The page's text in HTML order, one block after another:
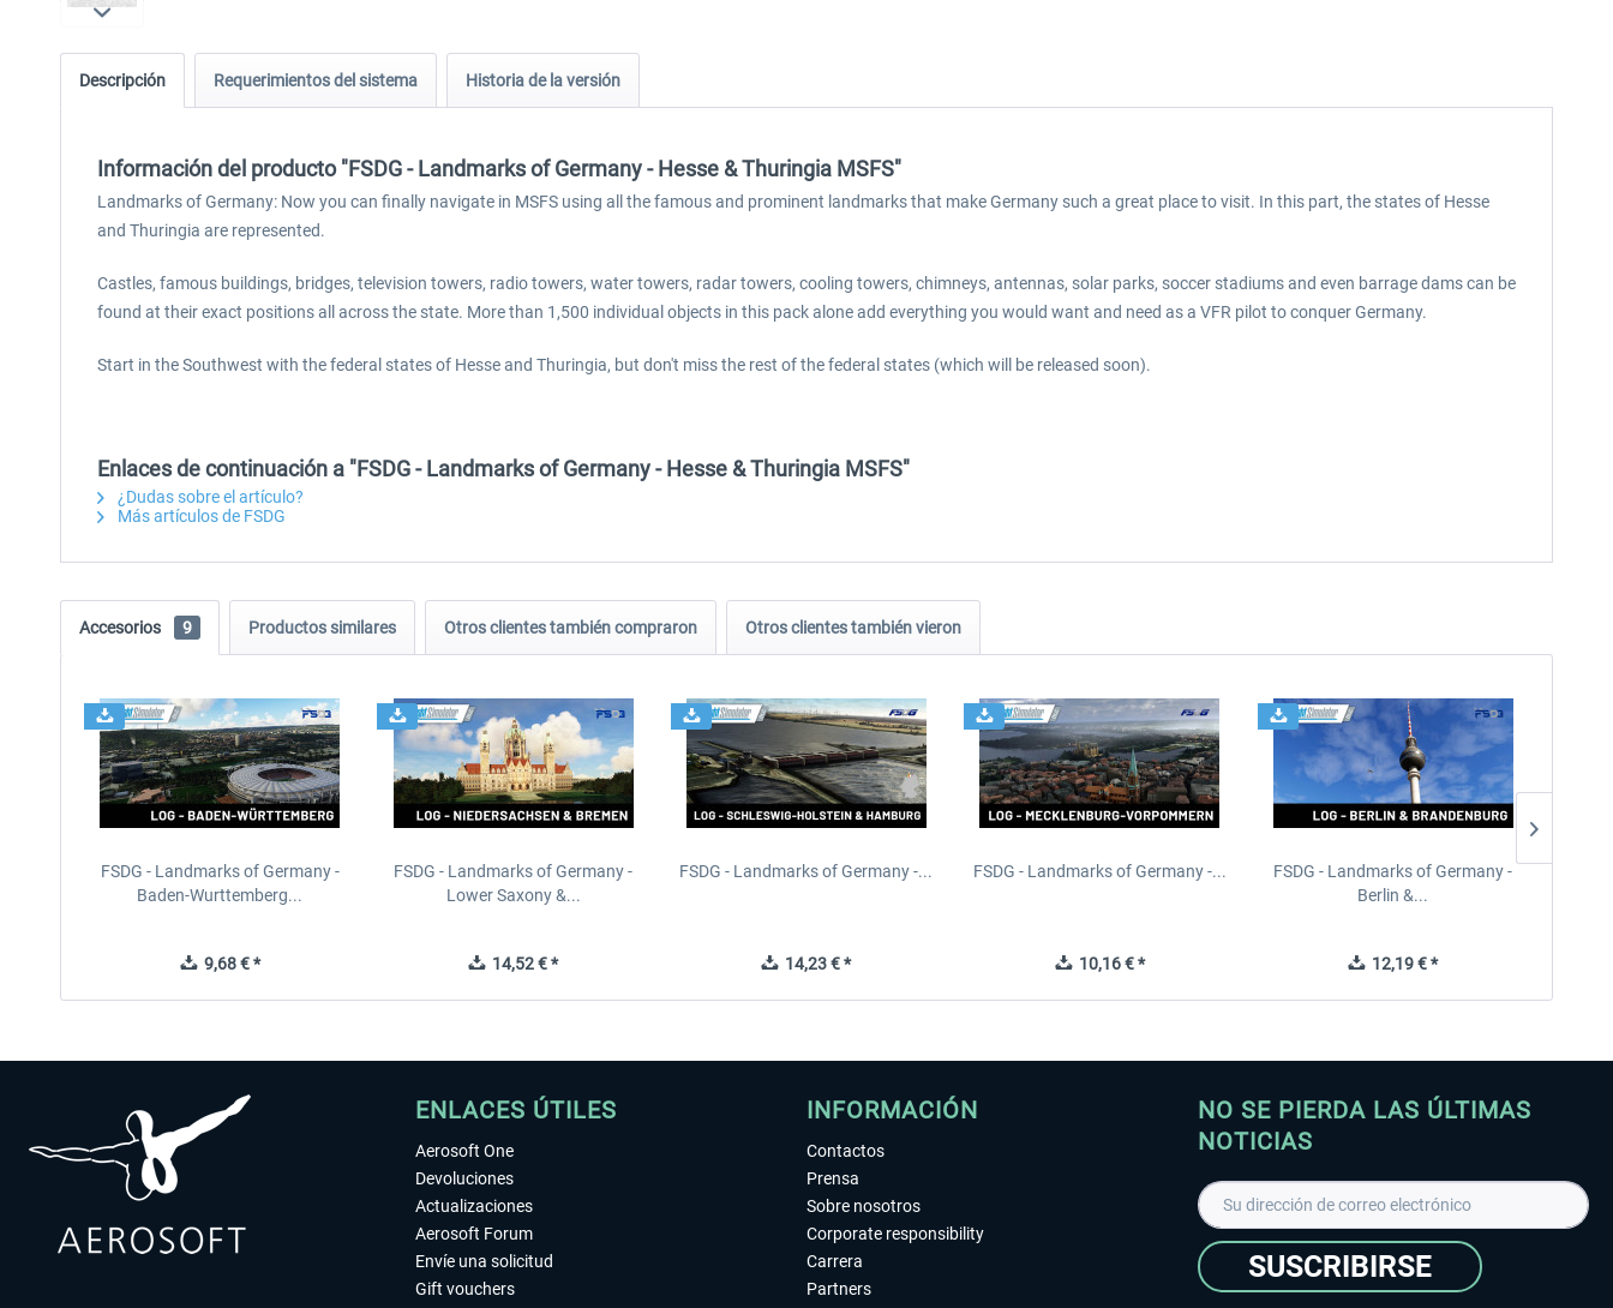
Descripción Requerimientos del sistema Historia de la versión
Información del producto "FSDG - Landmarks of Germany - Hesse & Thuringia MSFS"
Landmarks of Germany: Now you can finally navigate in MSFS using all the famous and prominent landmarks that make Germany such a great place to visit. In this part, the states of Hesse
and Thuringia are represented.
Castles, famous buildings, bridges, television towers, radio towers, water towers, radar towers, cooling towers, chimneys, antennas, solar parks, soccer stadiums and even barrage dams can be
found at their exact positions all across the state. More than 1,500 individual objects in this pack alone add everything you would want and need as a VFR pilot to conquer Germany.
Start in the Southwest with the federal states of Hesse and Thuringia, but don't miss the rest of the federal states (which will be released soon).
Enlaces de continuación a "FSDG - Landmarks of Germany - Hesse & Thuringia MSFS"
¿Dudas sobre el artículo?
Más artículos de FSDG
Accesorios 9 Productos similares Otros clientes también compraron Otros clientes también vieron
FSDG - Landmarks of Germany -
Baden-Wurttemberg...
9,68 € *
FSDG - Landmarks of Germany -
Lower Saxony &...
14,52 € *
FSDG - Landmarks of Germany -...
14,23 € *
FSDG - Landmarks of Germany -...
10,16 € *
FSDG - Landmarks of Germany -
Berlin &...
12,19 € *
ENLACES ÚTILES
Aerosoft One
Devoluciones
Actualizaciones
Aerosoft Forum
Envíe una solicitud
Gift vouchers
INFORMACIÓN
Contactos
Prensa
Sobre nosotros
Corporate responsibility
Carrera
Partners
NO SE PIERDA LAS ÚLTIMAS
NOTICIAS
SUSCRIBIRSE